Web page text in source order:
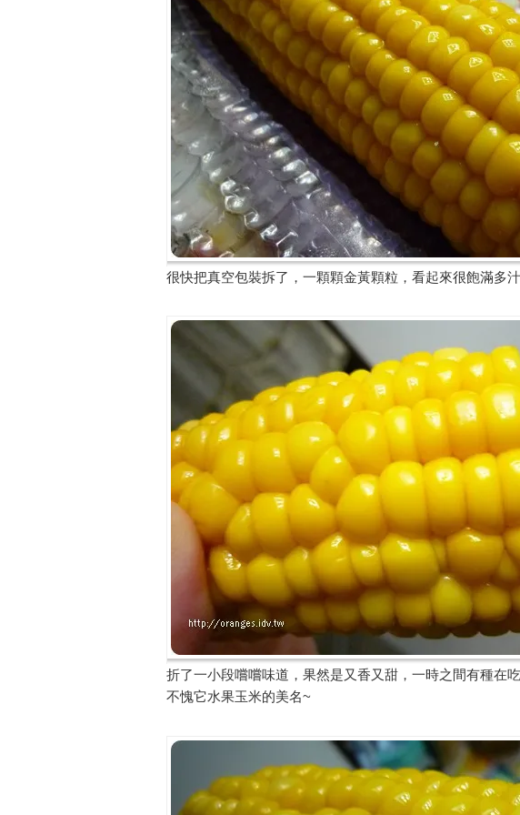
很快把真空包裝拆了，一顆顆金黃顆粒，看起來很飽滿多
折了一小段嚐嚐味道，果然是又香又甜，一時之間有種在
不愧它水果玉米的美名~